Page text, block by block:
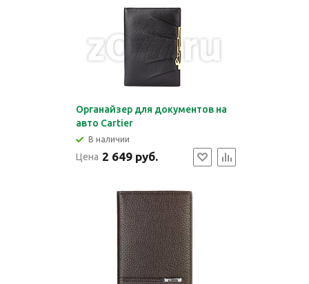
Органайзер для документов на
авто Cartier
В наличии
Цена 2 649 руб.